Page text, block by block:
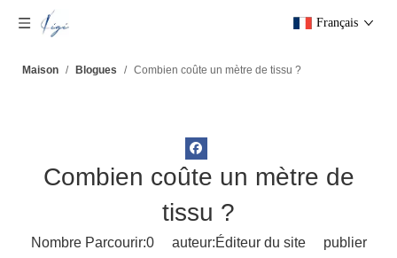
Français
Maison / Blogues / Combien coûte un mètre de tissu ?
Combien coûte un mètre de
tissu ?
Nombre Parcourir:0auteur:Éditeur du site publier